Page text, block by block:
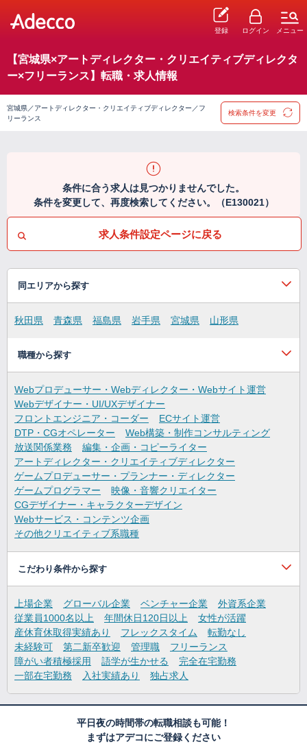
登録 ログイン メニュー
【宮城県×アートディレクター・クリエイティブディレクタ
ー×フリーランス】転職・求人情報
宮城県／アートディレクター・クリエイティブディレクター／フ
リーランス
検索条件を変更
条件に合う求人は見つかりませんでした。
条件を変更して、再度検索してください。（E130021）
求人条件設定ページに戻る
同エリアから探す
秋田県 青森県 福島県 岩手県 宮城県 山形県
職種から探す
Webプロデューサー・Webディレクター・Webサイト運営
Webデザイナー・UI/UXデザイナー
フロントエンジニア・コーダー
ECサイト運営
DTP・CGオペレーター
Web構築・制作コンサルティング
放送関係業務
編集・企画・コピーライター
アートディレクター・クリエイティブディレクター
ゲームプロデューサー・プランナー・ディレクター
ゲームプログラマー
映像・音響クリエイター
CGデザイナー・キャラクターデザイン
Webサービス・コンテンツ企画
その他クリエイティブ系職種
こだわり条件から探す
上場企業 グローバル企業 ベンチャー企業
外資系企業
従業員1000名以上
年間休日120日以上
女性が活躍
産休育休取得実績あり
フレックスタイム
転勤なし
未経験可
第二新卒歓迎 管理職
フリーランス
障がい者積極採用
語学が生かせる
完全在宅勤務
一部在宅勤務
入社実績あり 独占求人
平日夜の時間帯の転職相談も可能！
まずはアデコにご登録ください